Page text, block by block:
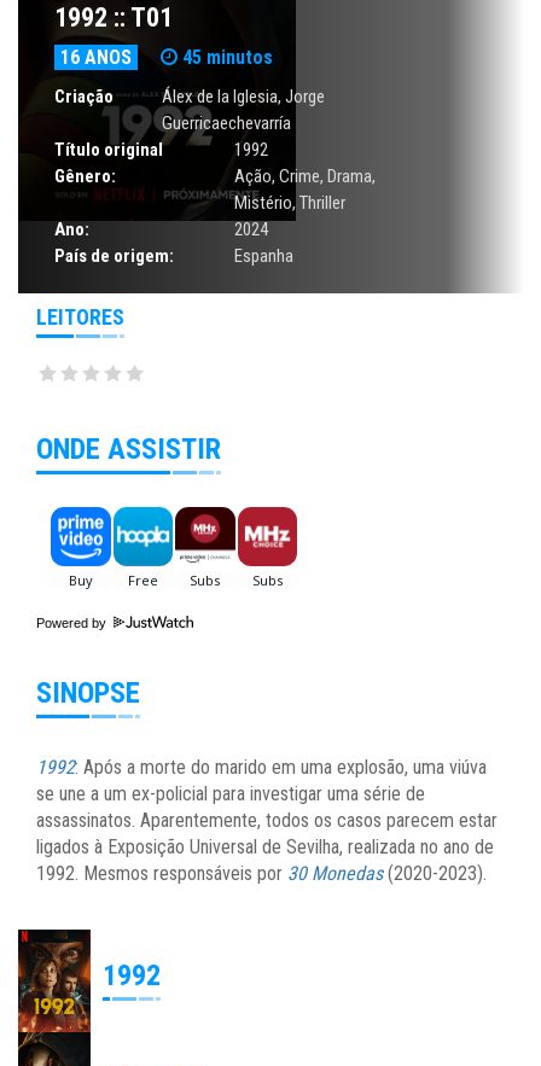
1992 :: T01
16 ANOS 45 minutos
Criação
Álex de la Iglesia, Jorge
Guerricaechevarría
Título original
1992
Gênero:
Ação, Crime, Drama,
Mistério, Thriller
Ano:
2024
País de origem:
Espanha
LEITORES
ONDE ASSISTIR
Powered by
SINOPSE
1992: Após a morte do marido em uma explosão, uma viúva
se une a um ex-policial para investigar uma série de
assassinatos. Aparentemente, todos os casos parecem estar
ligados à Exposição Universal de Sevilha, realizada no ano de
1992. Mesmos responsáveis por 30 Monedas(2020-2023).
1992